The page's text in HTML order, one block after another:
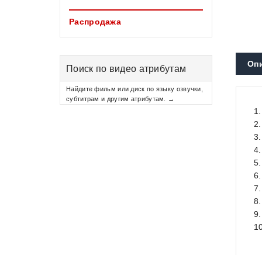
Распродажа
Поиск по видео атрибутам
Найдите фильм или диск по языку озвучки,
субтитрам и другим атрибутам. →